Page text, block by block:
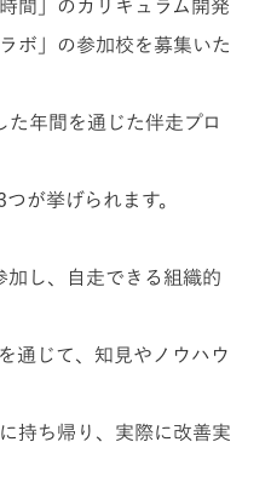
間」のカリキュラム開発
ボ」の参加校を募集いた
年間を通じた伴走プロ
が挙げられます。
し、自走できる組織的
通じて、知見やノウハウ
持ち帰り、実際に改善実